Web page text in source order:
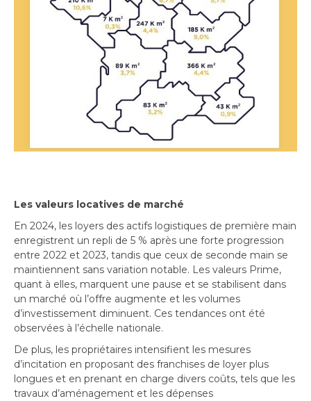
Les valeurs locatives de marché
En 2024, les loyers des actifs logistiques de première main
enregistrent un repli de 5 % après une forte progression
entre 2022 et 2023, tandis que ceux de seconde main se
maintiennent sans variation notable. Les valeurs Prime,
quant à elles, marquent une pause et se stabilisent dans
un marché où l’offre augmente et les volumes
d’investissement diminuent. Ces tendances ont été
observées à l’échelle nationale.
De plus, les propriétaires intensifient les mesures
d’incitation en proposant des franchises de loyer plus
longues et en prenant en charge divers coûts, tels que les
travaux d’aménagement et les dépenses